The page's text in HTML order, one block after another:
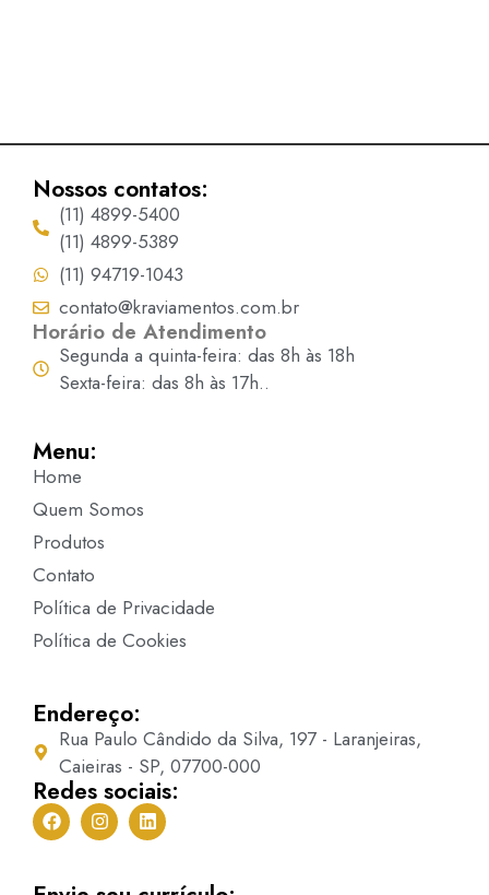
Nossos contatos:
(11) 4899-5400
(11) 4899-5389
(11) 94719-1043
contato@kraviamentos.com.br
Horário de Atendimento
Segunda a quinta-feira: das 8h às 18h
Sexta-feira: das 8h às 17h..
Menu:
Home
Quem Somos
Produtos
Contato
Política de Privacidade
Política de Cookies
Endereço:
Rua Paulo Cândido da Silva, 197 - Laranjeiras,
Caieiras - SP, 07700-000
Redes sociais: